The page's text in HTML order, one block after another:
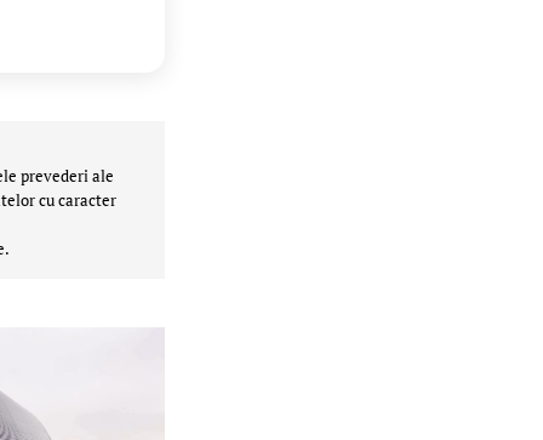
prevederi ale
cu caracter